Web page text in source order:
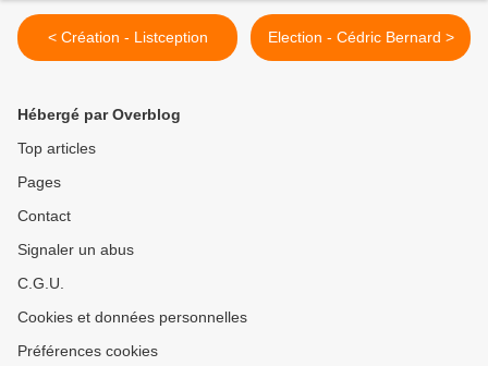
< Création - Listception Election - Cédric Bernard >
Hébergé par Overblog
Top articles
Pages
Contact
Signaler un abus
C.G.U.
Cookies et données personnelles
Préférences cookies